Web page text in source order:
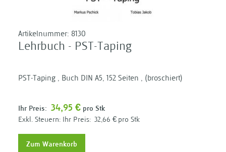
Artikelnummer: 8130
Lehrbuch - PST-Taping
PST-Taping , Buch DIN A5, 152 Seiten , (broschiert)
Ihr Preis: 34,95 € pro Stk
Ihr Preis: 32,66 € pro Stk
Zum Warenkorb